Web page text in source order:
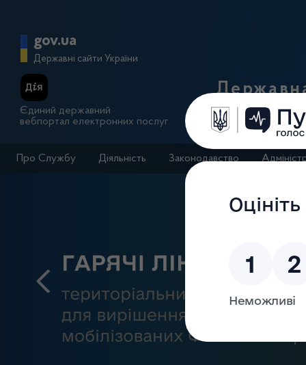
Головна сторінка Державної
gov.ua
Державні сайти України
Єдиний державний
вебпортал електронних послуг
Про Службу Діяльність Законодавство